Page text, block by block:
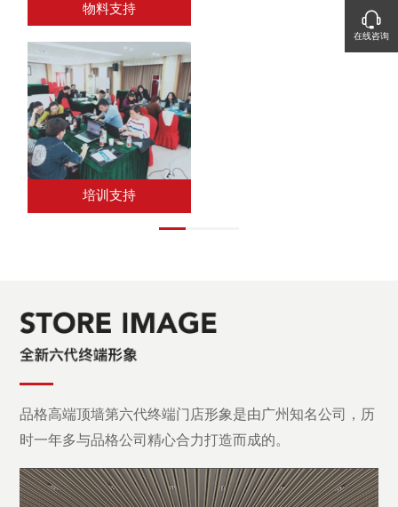
在线咨询
物料支持
培训支持
品格高端顶墙第六代终端门店形象是由广州知名公司，历
时一年多与品格公司精心合力打造而成的。